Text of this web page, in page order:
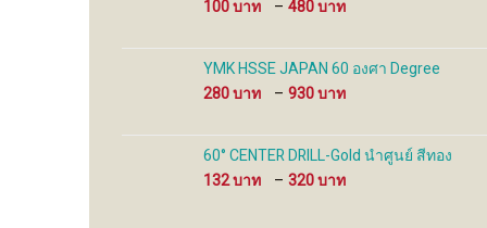
100 – 480
100 ฿
through
YMK HSSE JAPAN 60 องศา Degree
280
– 930
280 ฿
through
930 ฿
60° CENTER DRILL-Gold นำศูนย์ สีทอง
132
– 320